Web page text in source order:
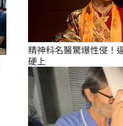
精神科名醫驚爆性侵！
硬上